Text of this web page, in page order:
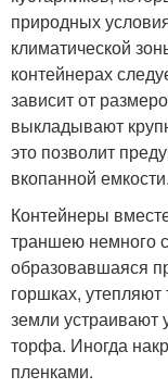
природных
климатической
контейнерах
зависит от
выкладывают
это позволит
вкопанной емкости.
Контейнеры
траншею немного
образовавшаяся
горшках,
земли устраивают
торфа. Иногда
пленками.